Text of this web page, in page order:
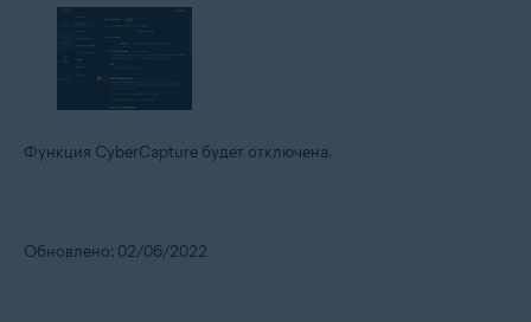
Функция CyberCapture будет отключена.
Обновлено: 02/06/2022